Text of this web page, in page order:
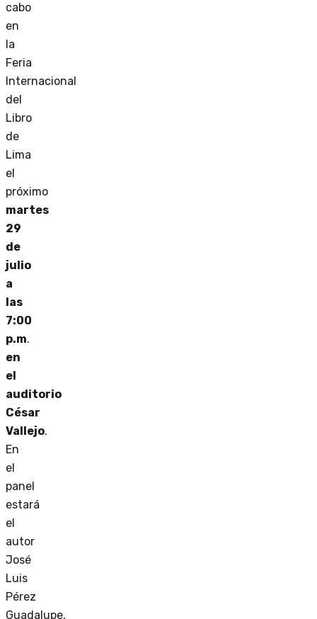
cabo
en
la
Feria
Internacional
del
Libro
de
Lima
el
próximo
martes
29
de
julio
a
las
7:00
p.m.
en
el
auditorio
César
Vallejo.
En
el
panel
estará
el
autor
José
Luis
Pérez
Guadalupe,